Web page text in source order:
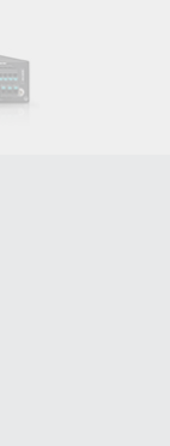
閱讀更多網路安全專
專家對工業網路安全